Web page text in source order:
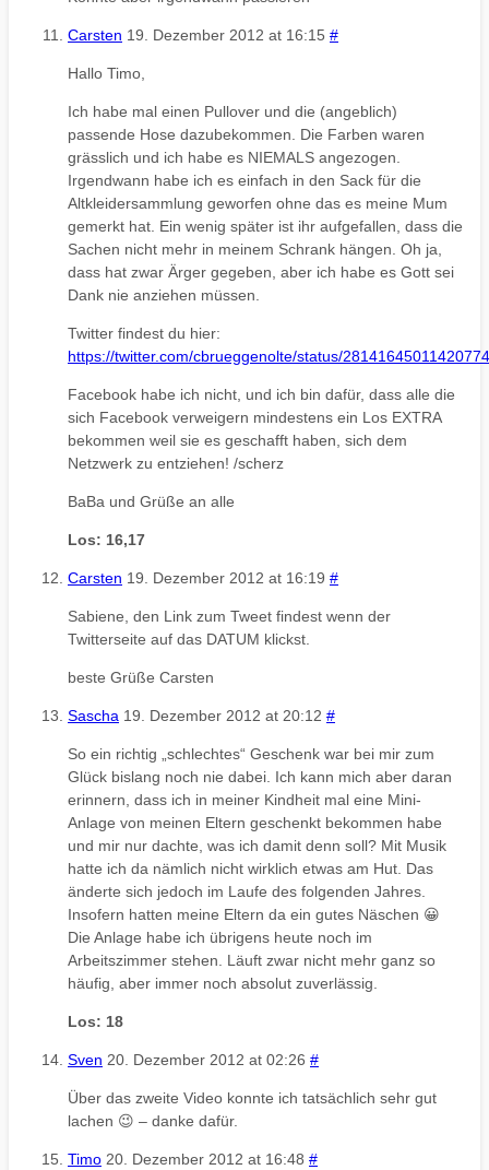
Carsten 19. Dezember 2012 at 16:15 #
Hallo Timo,
Ich habe mal einen Pullover und die (angeblich)
passende Hose dazubekommen. Die Farben waren
grässlich und ich habe es NIEMALS angezogen.
Irgendwann habe ich es einfach in den Sack für die
Altkleidersammlung geworfen ohne das es meine Mum
gemerkt hat. Ein wenig später ist ihr aufgefallen, dass die
Sachen nicht mehr in meinem Schrank hängen. Oh ja,
dass hat zwar Ärger gegeben, aber ich habe es Gott sei
Dank nie anziehen müssen.
Twitter findest du hier:
https://twitter.com/cbrueggenolte/status/
Facebook habe ich nicht, und ich bin dafür, dass alle die
sich Facebook verweigern mindestens ein Los EXTRA
bekommen weil sie es geschafft haben, sich dem
Netzwerk zu entziehen! /scherz
BaBa und Grüße an alle
Los: 16,17
Carsten 19. Dezember 2012 at 16:19 #
Sabiene, den Link zum Tweet findest wenn der
Twitterseite auf das DATUM klickst.
beste Grüße Carsten
Sascha 19. Dezember 2012 at 20:12 #
So ein richtig „schlechtes“ Geschenk war bei mir zum
Glück bislang noch nie dabei. Ich kann mich aber daran
erinnern, dass ich in meiner Kindheit mal eine Mini-
Anlage von meinen Eltern geschenkt bekommen habe
und mir nur dachte, was ich damit denn soll? Mit Musik
hatte ich da nämlich nicht wirklich etwas am Hut. Das
änderte sich jedoch im Laufe des folgenden Jahres.
Insofern hatten meine Eltern da ein gutes Näschen 😀
Die Anlage habe ich übrigens heute noch im
Arbeitszimmer stehen. Läuft zwar nicht mehr ganz so
häufig, aber immer noch absolut zuverlässig.
Los: 18
Sven 20. Dezember 2012 at 02:26 #
Über das zweite Video konnte ich tatsächlich sehr gut
lachen 😉 – danke dafür.
Timo 20. Dezember 2012 at 16:48 #